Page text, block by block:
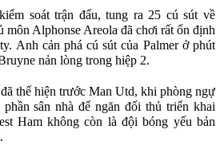
soát trận đấu, tung ra 25 cú sút về
môn Alphonse Areola đã chơi rất ổn định
Anh cản phá cú sút của Palmer ở phút
nản lòng trong hiệp 2.
thể hiện trước Man Utd, khi phòng ngự
sân nhà để ngăn đối thủ triển khai
Ham không còn là đội bóng yếu bản